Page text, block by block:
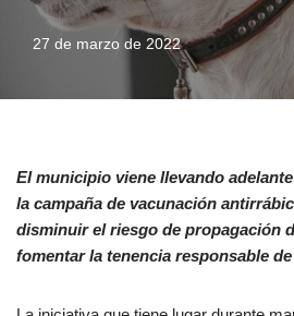
27 de marzo de 2022
El municipio viene llevando
la campaña de vacunación
disminuir el riesgo de propagación
fomentar la tenencia responsable